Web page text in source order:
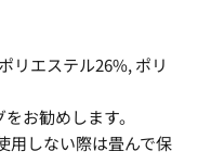
リエステル26%, ポリ
お勧めします。
用しない際は畳んで保